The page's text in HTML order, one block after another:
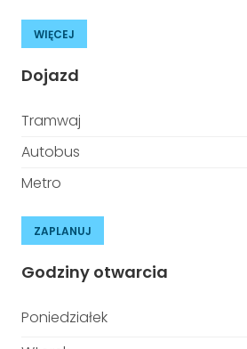
WIĘCEJ
Dojazd
Tramwaj
Autobus
Metro
ZAPLANUJ
Godziny otwarcia
Poniedziałek